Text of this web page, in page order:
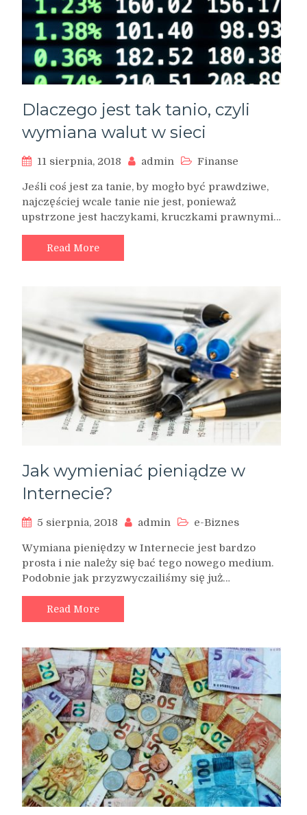
Dlaczego jest tak tanio, czyli
wymiana walut w sieci
11 sierpnia, 2018 admin Finanse
Jeśli coś jest za tanie, by mogło być prawdziwe,
najczęściej wcale tanie nie jest, ponieważ
upstrzone jest haczykami, kruczkami prawnymi…
Read More
Jak wymieniać pieniądze w
Internecie?
5 sierpnia, 2018 admin e-Biznes
Wymiana pieniędzy w Internecie jest bardzo
prosta i nie należy się bać tego nowego medium.
Podobnie jak przyzwyczailiśmy się już…
Read More